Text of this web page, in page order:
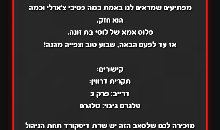
מפתיעים שמראים לנו באמת כמה פסיכי צ'ארלי וכמה
הוא חזק.
פלוס אמא של לוסי בת זונה.
אז עד לפעם הבאה, שבוע טוב וצפייה מהנה!
קישורים:
תקרית דרווין:
דרייב: פרק 3
טלגרם גיבוי:טלגרם
מזכירה לכם שלסאב הזה יש שרת דיסקורד תחת הניהול